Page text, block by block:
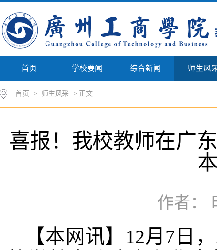
首页 学校要闻 综合新闻 师生风
首页 > 师生风采 > 正文
喜报！我校教师在广
作者：
【本网讯】12月7日